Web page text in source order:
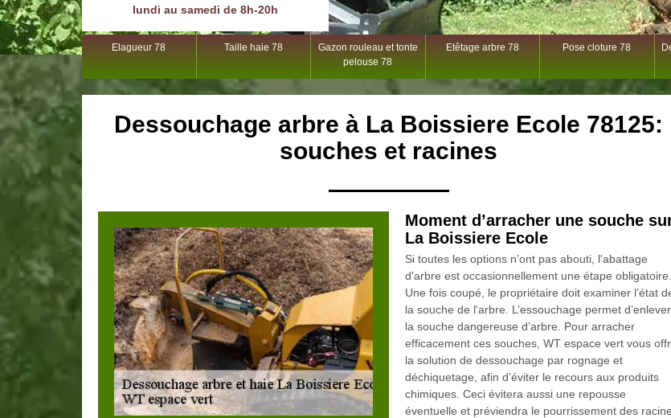
lundi au samedi de 8h-20h
Elagueur 78 Taille haie 78
Gazon rouleau et tonte
pelouse 78
Etêtage arbre 78 Pose cloture 78
Dessouchage arbre à La Boissiere Ecole 78125:
souches et racines
Moment d’arracher une souche
La Boissiere Ecole
Si toutes les options n’ont pas abouti, l'abattage
d'arbre est occasionnellement une étape obligatoire.
Une fois coupé, le propriétaire doit examiner l’état
la souche de l'arbre. L’essouchage permet d’enlever
la souche dangereuse d’arbre. Pour arracher
efficacement ces souches, WT espace vert vous
la solution de dessouchage par rognage et
déchiquetage, afin d’éviter le recours aux produits
chimiques. Ceci évitera aussi une repousse
éventuelle et préviendra le pourrissement des